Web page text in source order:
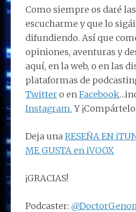
Como siempre os daré
escucharme y que lo
difundiendo. Así que
opiniones, aventuras y
aquí, en la web, o en las
plataformas de
Twitter o enFacebook
Instagram. Y
Deja unaRESEÑA EN
ME GUSTA en iVOOX
¡GRACIAS!
Podcaster: